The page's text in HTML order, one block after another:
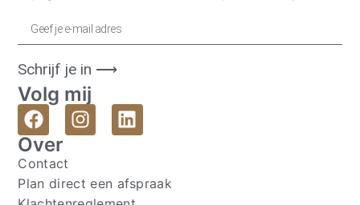
Schrijf je in ⟶
Volg mij
Over
Contact
Plan direct een afspraak